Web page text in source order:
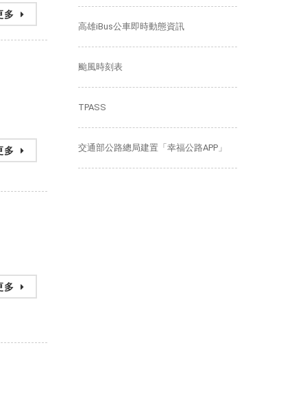
多
多
多
高雄iBus公車即時動態資訊
颱風時刻表
TPASS
交通部公路總局建置「幸福公路APP」